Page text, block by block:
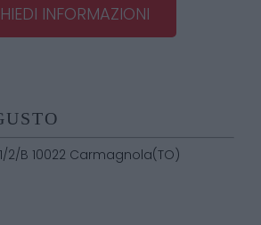
INFORMAZIONI
2/B 10022 Carmagnola(TO)